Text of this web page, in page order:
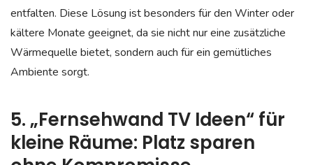
entfalten. Diese Lösung ist besonders für den Winter oder
kältere Monate geeignet, da sie nicht nur eine zusätzliche
Wärmequelle bietet, sondern auch für ein gemütliches
Ambiente sorgt.
5. „Fernsehwand TV Ideen“ für
kleine Räume: Platz sparen